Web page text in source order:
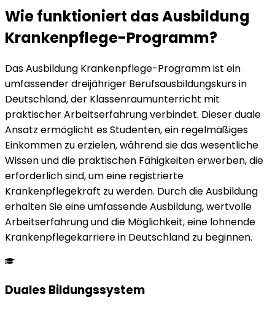
Wie funktioniert das Ausbildung
Krankenpflege-Programm?
Das Ausbildung Krankenpflege-Programm ist ein
umfassender dreijähriger Berufsausbildungskurs in
Deutschland, der Klassenraumunterricht mit
praktischer Arbeitserfahrung verbindet. Dieser duale
Ansatz ermöglicht es Studenten, ein regelmäßiges
Einkommen zu erzielen, während sie das wesentliche
Wissen und die praktischen Fähigkeiten erwerben, die
erforderlich sind, um eine registrierte
Krankenpflegekraft zu werden. Durch die Ausbildung
erhalten Sie eine umfassende Ausbildung, wertvolle
Arbeitserfahrung und die Möglichkeit, eine lohnende
Krankenpflegekarriere in Deutschland zu beginnen.
Duales Bildungssystem